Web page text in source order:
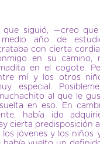
que siguió, —creo que
año de
con cierta
en su camino,
en el cogote.
mí y los otros
especial.
al que le
en eso. En
había ido
cierta predisposición
los jóvenes y los niños